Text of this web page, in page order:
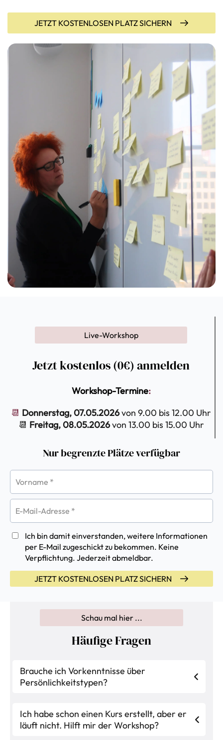
JETZT KOSTENLOSEN PLATZ SICHERN
Live-Workshop
Jetzt kostenlos (0€) anmelden
Workshop-Termine:
📆 Donnerstag, 07.05.2026von 9.00 bis 12.00 Uhr
📆 Freitag, 08.05.2026von 13.00 bis 15.00 Uhr
Nur begrenzte Plätze verfügbar
Ich bin damit einverstanden, weitere Informationen
per E-Mail zugeschickt zu bekommen. Keine
Verpflichtung. Jederzeit abmeldbar.
JETZT KOSTENLOSEN PLATZ SICHERN
Schau mal hier ...
Häufige Fragen
Brauche ich Vorkenntnisse über
Persönlichkeitstypen?
Persönlichkeitsmodell-Modell – du bekommst
alles, was du brauchst, direkt im Workshop. Auch
Ich habe schon einen Kurs erstellt, aber er
läuft nicht. Hilft mir der Workshop?